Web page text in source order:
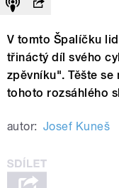
V tomto Špalíčku
třináctý díl svého
zpěvníku". Těšte
tohoto rozsáhlého
autor: Josef Kuneš